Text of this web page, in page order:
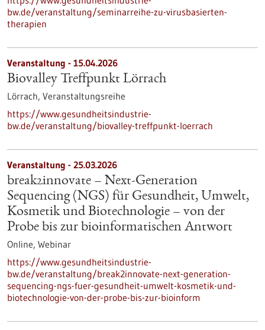
bw.de/veranstaltung/seminarreihe-zu-virusbasierten-
therapien
Veranstaltung - 15.04.2026
Biovalley Treffpunkt Lörrach
Lörrach, Veranstaltungsreihe
https://www.gesundheitsindustrie-
bw.de/veranstaltung/biovalley-treffpunkt-loerrach
Veranstaltung - 25.03.2026
break2innovate – Next-Generation
Sequencing (NGS) für Gesundheit, Umwelt,
Kosmetik und Biotechnologie – von der
Probe bis zur bioinformatischen Antwort
Online, Webinar
https://www.gesundheitsindustrie-
bw.de/veranstaltung/break2innovate-next-generation-
sequencing-ngs-fuer-gesundheit-umwelt-kosmetik-und-
biotechnologie-von-der-probe-bis-zur-bioinform